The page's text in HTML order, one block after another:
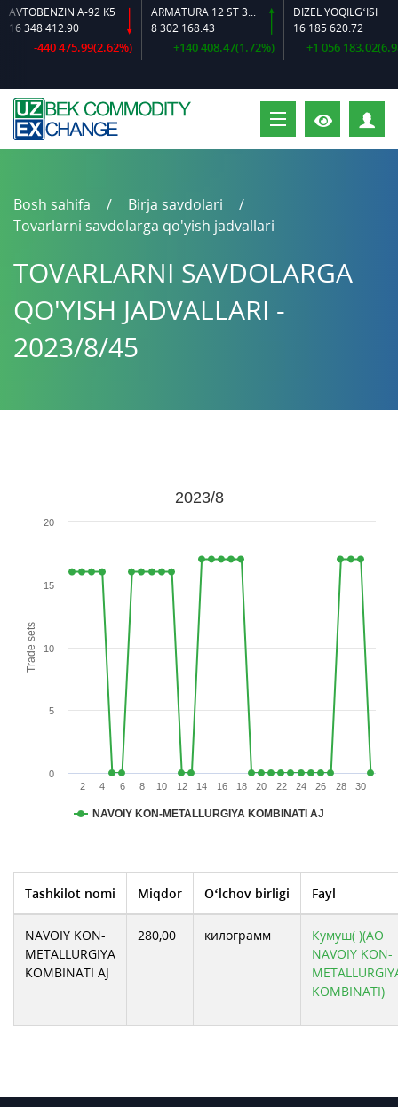
A-92 K5
348 412.90
-440 475.99(2.62%)
ARMATURA 12 ST 35 GS O‘LCHAMLI
8 302 168.43
+140 408.47(1.72%)
DIZEL YOQILG‘ISI
16 185 620.72
+1 056 183.02(6.98%)
Bosh sahifa
Birja savdolari
Tovarlarni savdolarga qo'yish jadvallari
TOVARLARNI SAVDOLARGA
QO'YISH JADVALLARI -
2023/8/45
Trade sets
2023/8
NAVOIY KON-METALLURGIYA KOMBINATI AJ
2 4 6 8 10 12 14 16 18 20 22 24 26 28 30
0
5
10
15
20
Tashkilot nomi Miqdor O‘lchov birligi Fayl
NAVOIY KON-
METALLURGIYA
KOMBINATI AJ
280,00 килограмм
Кумуш( )(АО
NAVOIY KON-
KOMBINATI)